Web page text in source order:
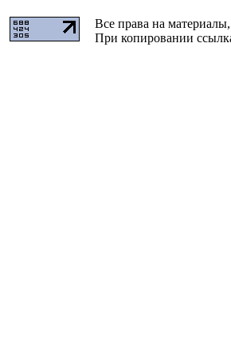
Все права на
При копировании